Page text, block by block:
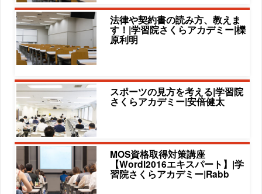
法律や契約書の読み方、教えま
す！|学習院さくらアカデミー|櫟
原利明
スポーツの見方を考える|学習院
さくらアカデミー|安倍健太
MOS資格取得対策講座
【Wordl2016エキスパート】|学
習院さくらアカデミー|Rabb